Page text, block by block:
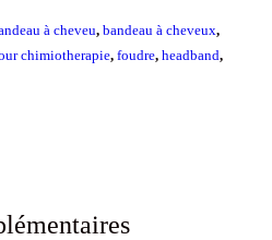
à cheveu, bandeau à cheveux,
chimiotherapie, foudre, headband,